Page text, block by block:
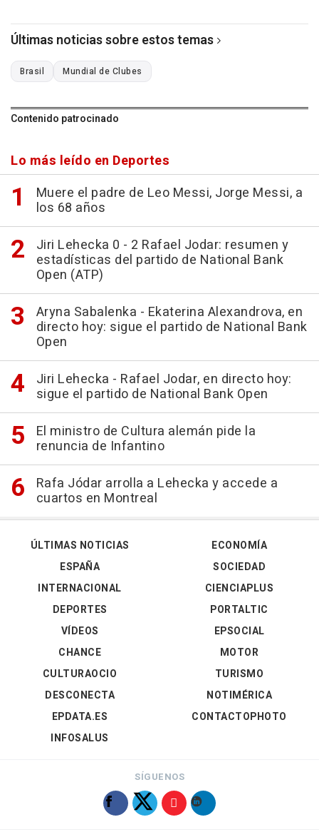
Últimas noticias sobre estos temas
Brasil Mundial de Clubes
Contenido patrocinado
Lo más leído en Deportes
Muere el padre de Leo Messi, Jorge Messi, a
los 68 años
Jiri Lehecka 0 - 2 Rafael Jodar: resumen y
estadísticas del partido de National Bank
Open (ATP)
Aryna Sabalenka - Ekaterina Alexandrova, en
directo hoy: sigue el partido de National Bank
Open
Jiri Lehecka - Rafael Jodar, en directo hoy:
sigue el partido de National Bank Open
El ministro de Cultura alemán pide la
renuncia de Infantino
Rafa Jódar arrolla a Lehecka y accede a
cuartos en Montreal
ÚLTIMAS NOTICIAS
ESPAÑA
INTERNACIONAL
DEPORTES
VÍDEOS
ECONOMÍA
SOCIEDAD
CIENCIAPLUS
PORTALTIC
EPSOCIAL
CHANCE
CULTURAOCIO
DESCONECTA
EPDATA.ES
INFOSALUS
MOTOR
TURISMO
NOTIMÉRICA
CONTACTOPHOTO
SÍGUENOS